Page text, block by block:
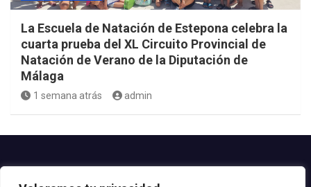
La Escuela de Natación de Estepona celebra la
cuarta prueba del XL Circuito Provincial de
Natación de Verano de la Diputación de
Málaga
1 semana atrás admin